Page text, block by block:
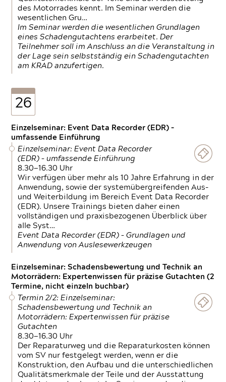
des Motorrades kennt. Im Seminar werden die
wesentlichen Gru…
Im Seminar werden die wesentlichen Grundlagen
eines Schadengutachtens erarbeitet. Der
Teilnehmer soll im Anschluss an die Veranstaltung in
der Lage sein selbstständig ein Schadengutachten
am KRAD anzufertigen.
26
Einzelseminar: Event Data Recorder (EDR) –
umfassende Einführung
Einzelseminar: Event Data Recorder
(EDR) – umfassende Einführung
8.30—16.30 Uhr
Wir verfügen über mehr als 10 Jahre Erfahrung in der
Anwendung, sowie der systemübergreifenden Aus-
und Weiterbildung im Bereich Event Data Recorder
(EDR). Unsere Trainings bieten daher einen
vollständigen und praxisbezogenen Überblick über
alle Syst…
Event Data Recorder (EDR) – Grundlagen und
Anwendung von Auslesewerkzeugen
Einzelseminar: Schadensbewertung und Technik an
Motorrädern: Expertenwissen für präzise Gutachten (2
Termine, nicht einzeln buchbar)
Termin 2/2: Einzelseminar:
Schadensbewertung und Technik an
Motorrädern: Expertenwissen für präzise
Gutachten
8.30—16.30 Uhr
Der Reparaturweg und die Reparaturkosten können
vom SV nur festgelegt werden, wenn er die
Konstruktion, den Aufbau und die unterschiedlichen
Qualitätsmerkmale der Teile und der Ausstattung